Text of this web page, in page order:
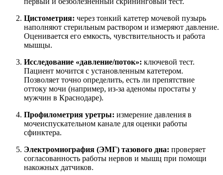
Цистометрия: через тонкий катетер мочевой пузырь
наполняют стерильным раствором и измеряют давление.
Оценивается его емкость, чувствительность и работа
мышцы.
Исследование «давление/поток»: ключевой тест.
Пациент мочится с установленным катетером.
Позволяет точно определить, есть ли препятствие
оттоку мочи (например, из-за аденомы простаты у
мужчин в Краснодаре).
Профилометрия уретры: измерение давления в
мочеиспускательном канале для оценки работы
сфинктера.
Электромиография (ЭМГ) тазового дна: проверяет
согласованность работы нервов и мышц при помощи
накожных датчиков.